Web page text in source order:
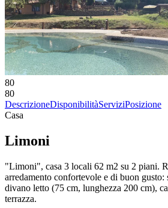
80
80
DescrizioneDisponibilitàServiziPosizione
Casa
Limoni
"Limoni", casa 3 locali 62 m2 su 2 piani.
arredamento confortevole e di buon gusto:
divano letto (75 cm, lunghezza 200 cm),
terrazza.